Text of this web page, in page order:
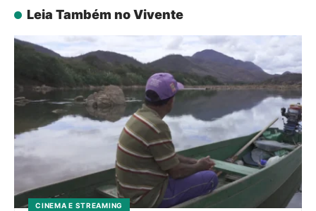
Leia Também no Vivente
CINEMA E STREAMING